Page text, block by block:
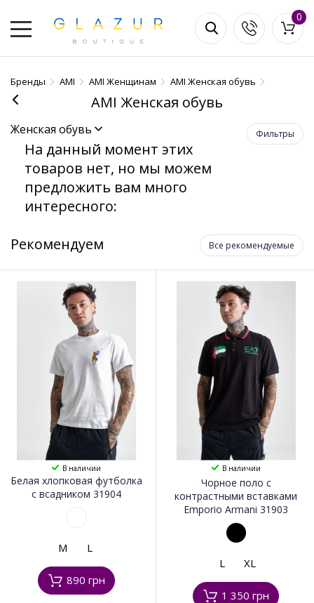
0
Бренды AMI AMI Женщинам AMI Женская обувь
Женская обувь
AMI Женская обувь
Фильтры
На данный момент этих
товаров нет, но мы можем
предложить вам много
интересного:
Все рекомендуемые
Рекомендуем
В наличии
Белая хлопковая футболка
с всадником 31904
M L
890 грн
В наличии
Чорное поло с
контрастными вставками
Emporio Armani 31903
L XL
1 350 грн